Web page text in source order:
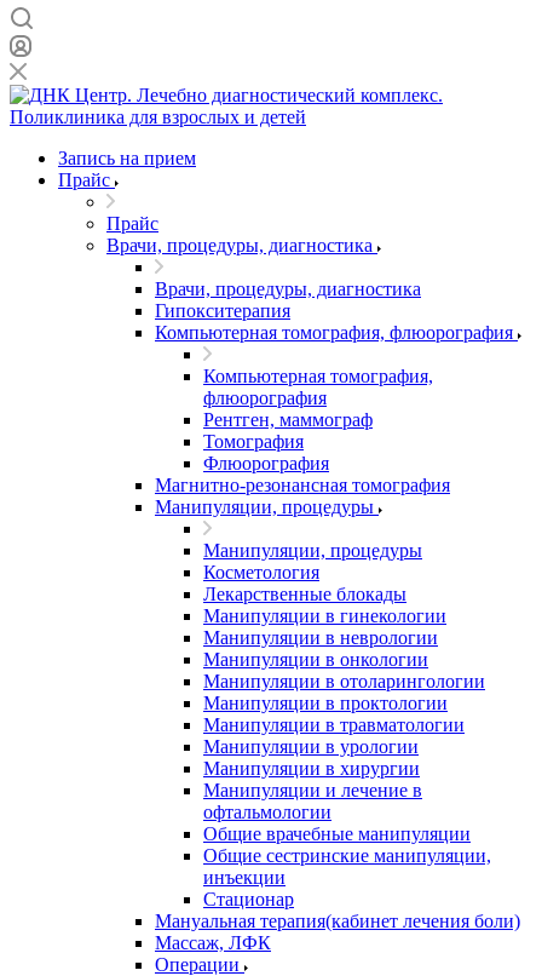
Запись на прием
Прайс
Прайс
Врачи, процедуры, диагностика
Врачи, процедуры, диагностика
Гипокситерапия
Компьютерная томография, флюорография
Компьютерная томография,
флюорография
Рентген, маммограф
Томография
Флюорография
Магнитно-резонансная томография
Манипуляции, процедуры
Манипуляции, процедуры
Косметология
Лекарственные блокады
Манипуляции в гинекологии
Манипуляции в неврологии
Манипуляции в онкологии
Манипуляции в отоларингологии
Манипуляции в проктологии
Манипуляции в травматологии
Манипуляции в урологии
Манипуляции в хирургии
Манипуляции и лечение в
офтальмологии
Общие врачебные манипуляции
Общие сестринские манипуляции,
инъекции
Стационар
Мануальная терапия(кабинет лечения боли)
Массаж, ЛФК
Операции